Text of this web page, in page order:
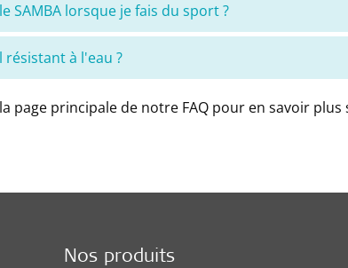
SAMBA lorsque je fais du sport ?
résistant à l'eau ?
page principale de notre FAQ pour en savoir
Nos produits